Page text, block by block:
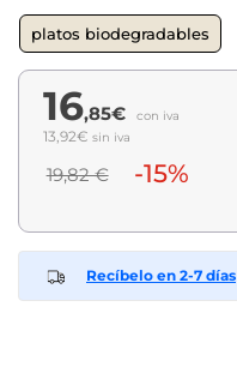
platos biodegradables
16,85€ con iva
13,92€ sin iva
19,82 € -15%
Recíbelo en 2-7 días